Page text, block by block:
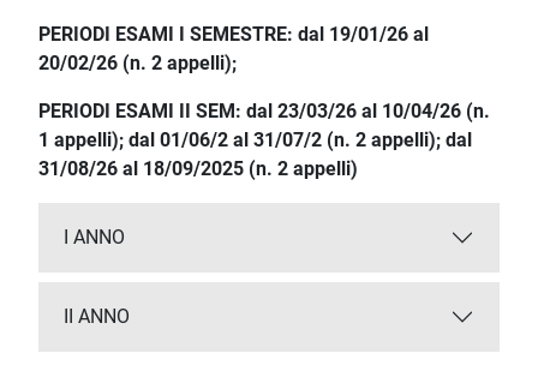
PERIODI ESAMI I SEMESTRE: dal 19/01/26 al
20/02/26 (n. 2 appelli);
PERIODI ESAMI II SEM: dal 23/03/26 al 10/04/26 (n.
1 appelli); dal 01/06/2 al 31/07/2 (n. 2 appelli); dal
31/08/26 al 18/09/2025 (n. 2 appelli)
I ANNO
II ANNO